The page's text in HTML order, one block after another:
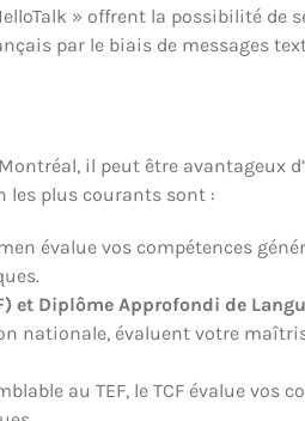
» offrent la possibilité de
par le biais de messages
il peut être avantageux
les plus courants sont :
évalue vos compétences
et Diplôme Approfondi de
nationale, évaluent votre
au TEF, le TCF évalue